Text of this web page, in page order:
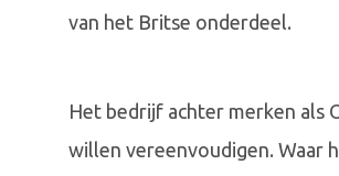
van het Britse onderdeel.
Het bedrijf achter merken als
willen vereenvoudigen. Waar